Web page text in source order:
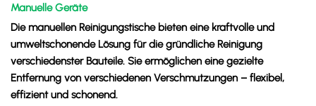
Manuelle Geräte
Die manuellen Reinigungstische bieten eine kraftvolle und
umweltschonende Lösung für die gründliche Reinigung
verschiedenster Bauteile. Sie ermöglichen eine gezielte
Entfernung von verschiedenen Verschmutzungen – flexibel,
effizient und schonend.